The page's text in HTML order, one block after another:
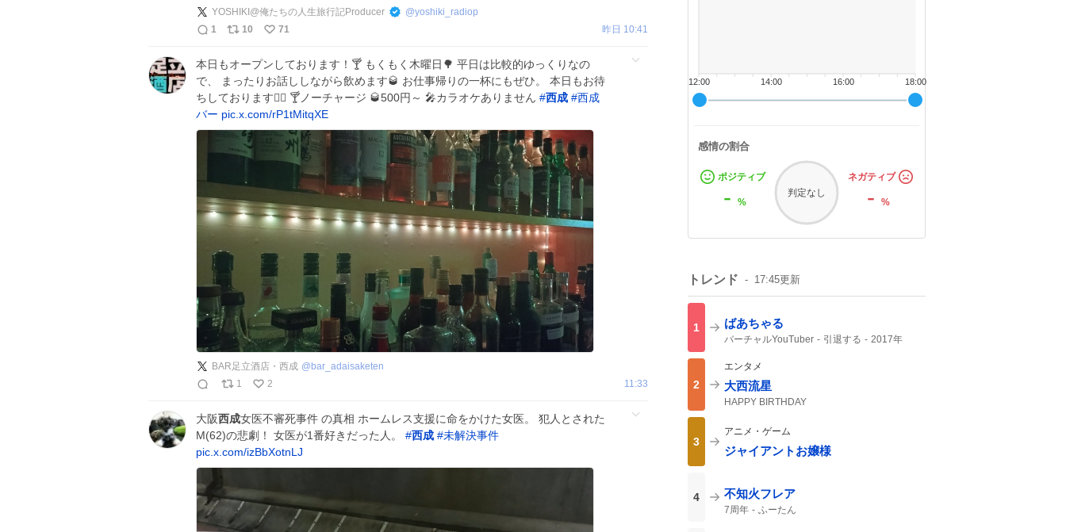
YOSHIKI@俺たちの人生旅行記Producer @yoshiki_radiop
1
10 71 昨日 10:41
本日もオープンしております！🍸 もくもく木曜日🌳 平日は比較的ゆっくりなの
で、 まったりお話ししながら飲めます🥃 お仕事帰りの一杯にもぜひ。 本日もお待
ちしております🙇‍♀️ 🍸ノーチャージ 🥃500円～ 🎤カラオケありません #西成 #西成
バー pic.x.com/rP1tMitqXE
BAR足立酒店・西成 @ bar_adaisaketen
1
2 11:33
大阪西成女医不審死事件 の真相 ホームレス支援に命をかけた女医。 犯人とされた
M(62)の悲劇！ 女医が1番好きだった人。 #西成 #未解決事件
pic.x.com/izBbXotnLJ
18:00
16:00
14:00
12:00
感情の割合
ポジティブ
- %
判定なし
ネガティブ
-%
トレンド 17:45更新
1 ばあちゃる
バーチャルYouTuber 引退する
2017年
2
エンタメ
大西流星
HAPPY BIRTHDAY
3
アニメ・ゲーム
ジャイアントお嬢様
4 不知火フレア
7周年 ふーたん